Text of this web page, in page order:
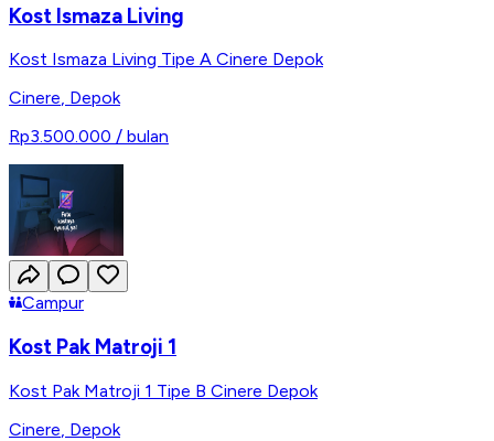
Kost Ismaza Living
Kost Ismaza Living Tipe A Cinere Depok
Cinere, Depok
Rp3.500.000 / bulan
Campur
Kost Pak Matroji 1
Kost Pak Matroji 1 Tipe B Cinere Depok
Cinere Depok